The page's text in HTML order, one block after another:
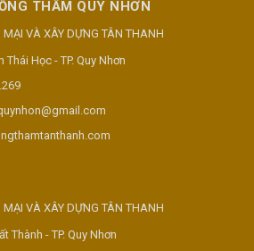
THẤM QUY NHƠN
MẠI VÀ XÂY DỰNG TÂN THANH
Thái Học - TP. Quy Nhơn
MẠI VÀ XÂY DỰNG TÂN THANH
Thành - TP. Quy Nhơn